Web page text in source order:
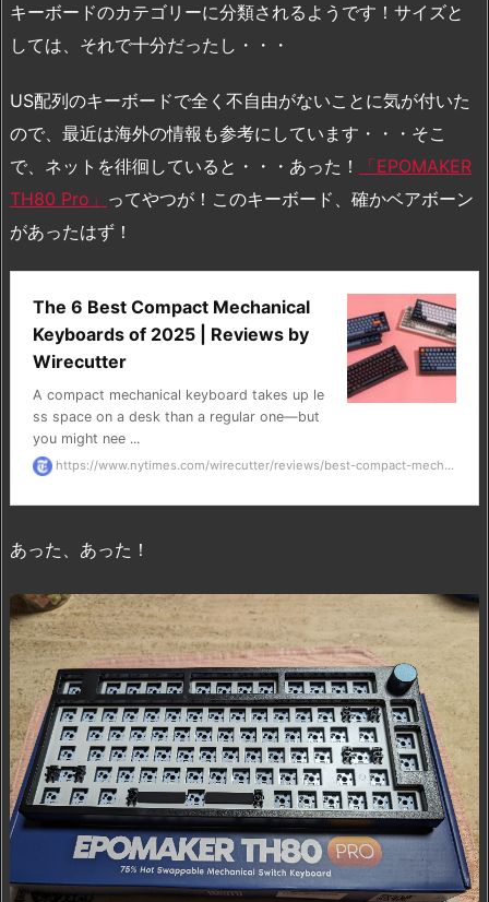
キーボードのカテゴリーに分類されるようです！サイズと
しては、それで十分だったし・・・
US配列のキーボードで全く不自由がないことに気が付いた
ので、最近は海外の情報も参考にしています・・・そこ
で、ネットを徘徊していると・・・あった！
「EPOMAKER
TH80 Pro」 ってやつが！このキーボード、確かベアボーン
があったはず！
The 6 Best Compact Mechanical
Keyboards of 2025 | Reviews by
Wirecutter
A compact mechanical keyboard takes up le
ss space on a desk than a regular one—but
you might nee ...
https://www.nytimes.com/wirecutter/reviews/best-compact-mech...
あった、あった！